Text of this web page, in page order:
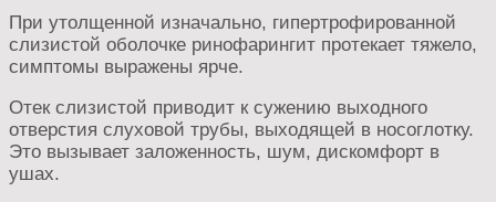
При утолщенной изначально, гипертрофированной
слизистой оболочке ринофарингит протекает тяжело,
симптомы выражены ярче.
Отек слизистой приводит к сужению выходного
отверстия слуховой трубы, выходящей в носоглотку.
Это вызывает заложенность, шум, дискомфорт в
ушах.